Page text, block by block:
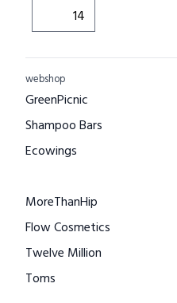
webshop
GreenPicnic
Shampoo Bars
Ecowings
MoreThanHip
Flow Cosmetics
Twelve Million
Toms